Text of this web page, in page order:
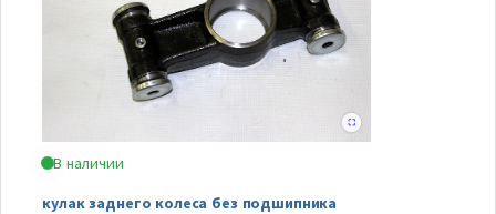
В наличии
кулак заднего колеса без подшипника